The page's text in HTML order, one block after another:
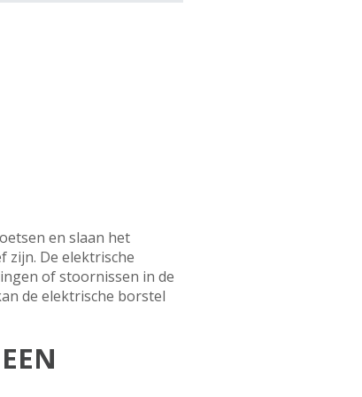
en slaan het
zijn. De elektrische
of stoornissen in de
de elektrische borstel